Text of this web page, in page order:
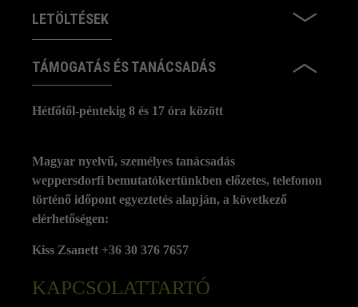
LETÖLTÉSEK
TÁMOGATÁS ÉS TANÁCSADÁS
Hétfőtől-péntekig 8 és 17 óra között
KAPCSOLATTARTÓ
Magyar nyelvű, személyes tanácsadás
weppersdorfi bemutatókertünkben előzetes, telefonon
történő időpont egyeztetés alapján, a következő
elérhetőségen:
Kiss Zsanett +36 30 376 7657